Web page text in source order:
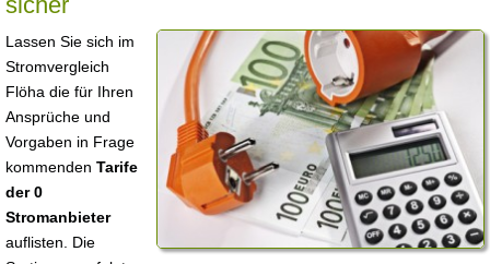
Lassen Sie sich im
Stromvergleich
Flöha die für Ihren
Ansprüche und
Vorgaben in Frage
kommenden Tarife
der 0
Stromanbieter
auflisten. Die